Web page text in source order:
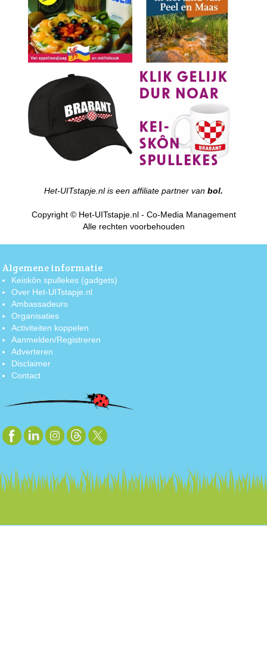
Het-UITstapje.nl is een affiliate partner van bol.
Copyright © Het-UITstapje.nl - Co-Media Management
Alle rechten voorbehouden
Algemene informatie
Keiskôn spullekes (gadgets)
Over Het-UITstapje.nl
Ambassadeurs
Organisaties
Activiteiten koppelen
Aanmelden/Registreren
Adverteren
Disclaimer
Contact